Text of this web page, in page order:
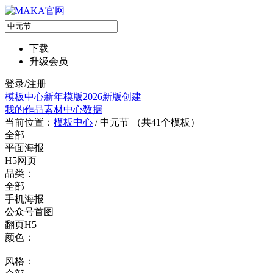
下载
升级会员
登录/注册
模板中心新年模版2026新版创建
我的作品素材中心数据
当前位置： 模板中心 /中元节 （共41个模板）
全部
平面海报
H5网页
品类：
全部
手机海报
公众号首图
翻页H5
颜色：
风格：